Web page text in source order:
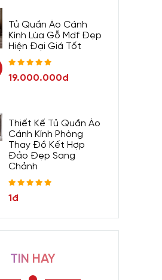
Tủ Quần Áo Cánh
Kính Lùa Gỗ Mdf Đẹp
Hiện Đại Giá Tốt
19.000.000đ
Thiết Kế Tủ Quần Áo
Cánh Kính Phòng
Thay Đồ Kết Hợp
Đảo Đẹp Sang
Chảnh
1đ
TIN HAY